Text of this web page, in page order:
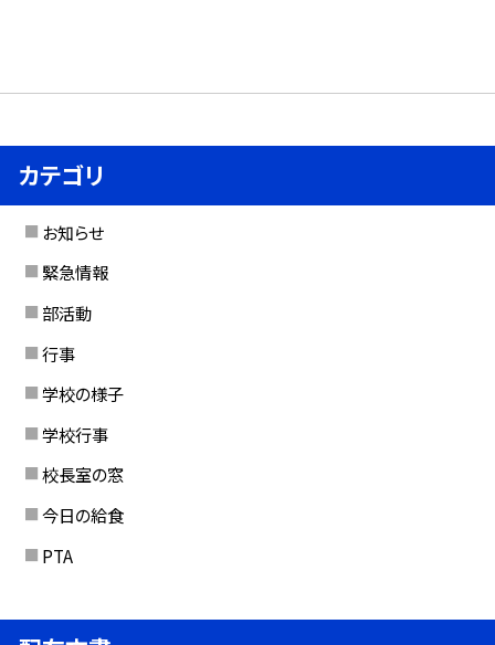
カテゴリ
お知らせ
緊急情報
部活動
行事
学校の様子
学校行事
校長室の窓
今日の給食
PTA